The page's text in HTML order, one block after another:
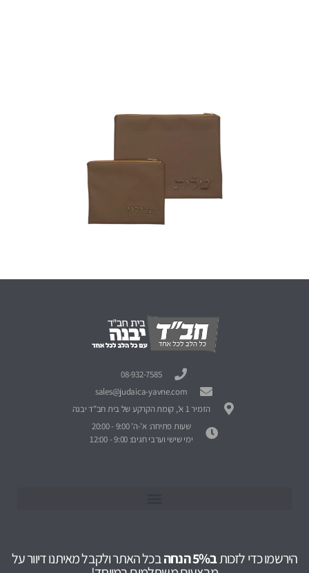
08-932-7585
sales@judaica-yavne.com
הזמיר 1 א', קומת הקרקע של בית חב"ד יבנה
שעות פתיחה: א'-ה' 9:00 - 20:00
ימי שישי וערבי חגים: 9:00 - 12:00
הירשמו כדי לזכותב5% הנחה בכל האתר ולקבל מאיתנו דיוור על